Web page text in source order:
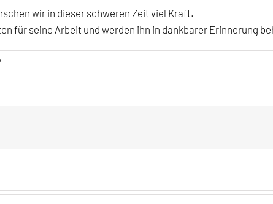
wir in dieser schweren Zeit viel Kraft.
für seine Arbeit und werden ihn in dankbarer Erinnerung